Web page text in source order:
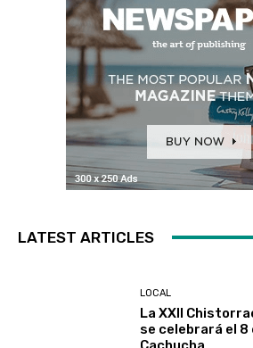
LATEST ARTICLES
LOCAL
La XXII
se celebrará el 8